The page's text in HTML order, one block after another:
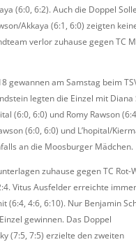
(6:0, 6:2). Auch die Doppel
Akkaya (6:1, 6:0) zeigten
verlor zuhause gegen TC
gewannen am Samstag beim
legten die Einzel mit Diana
(6:0, 6:0) und Romy Rawson
(6:0, 6:0) und L’hopital/
an die Moosburger Mädchen.
zuhause gegen TC Rot-
Vitus Ausfelder erreichte
(6:4, 4:6, 6:10). Nur Benjamin
gewinnen. Das Doppel
(7:5, 7:5) erzielte den zweiten